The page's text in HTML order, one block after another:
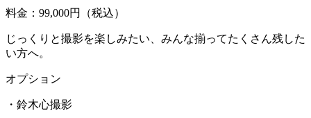
料金：99,000円（税込）
じっくりと撮影を楽しみたい、みんな揃ってたくさん残した
い方へ。
オプション
・鈴木心撮影